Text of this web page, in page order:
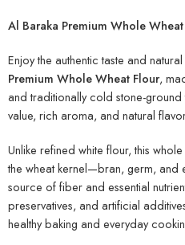
Al Baraka Premium Whole
Enjoy the authentic taste and
Premium Whole Wheat Flour,
and traditionally cold stone-ground
value, rich aroma, and natural
Unlike refined white flour, this
the wheat kernel—bran, germ,
source of fiber and essential
preservatives, and artificial
healthy baking and everyday